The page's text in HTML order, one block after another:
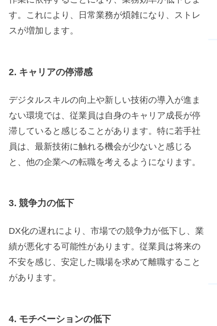
す。これにより、日常業務が煩雑になり、ストレ
スが増加します。
2. キャリアの停滞感
デジタルスキルの向上や新しい技術の導入が進ま
ない環境では、従業員は自身のキャリア成長が停
滞していると感じることがあります。特に若手社
員は、最新技術に触れる機会が少ないと感じる
と、他の企業への転職を考えるようになります。
3. 競争力の低下
DX化の遅れにより、市場での競争力が低下し、業
績が悪化する可能性があります。従業員は将来の
不安を感じ、安定した職場を求めて離職すること
があります。
4. モチベーションの低下